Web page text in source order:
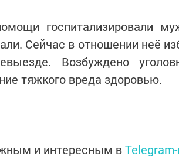
госпитализировали
Сейчас в отношении неё
Возбуждено
тяжкого вреда здоровью.
и интересным в